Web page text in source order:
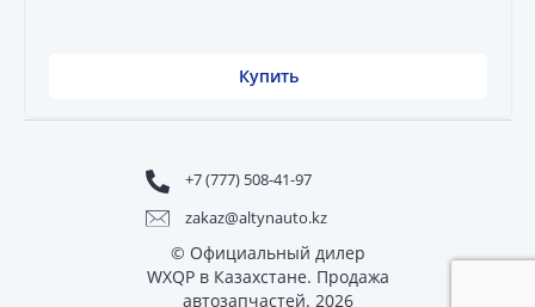
Купить
+7 (777) 508-41-97
zakaz@altynauto.kz
© Официальный дилер
WXQP в Казахстане. Продажа
автозапчастей. 2026